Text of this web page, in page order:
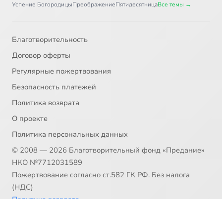
Успение БогородицыПреображениеПятидесятницаВсе темы →
Благотворительность
Договор оферты
Регулярные пожертвования
Безопасность платежей
Политика возврата
О проекте
Политика персональных данных
© 2008 — 2026 Благотворительный фонд «Предание»
НКО №7712031589
Пожертвование согласно ст.582 ГК РФ. Без налога
(НДС)